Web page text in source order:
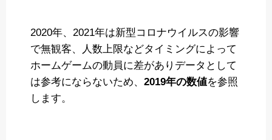
2020年、2021年は新型コロナウイルスの影響
で無観客、人数上限などタイミングによって
ホームゲームの動員に差がありデータとして
は参考にならないため、 2019年の数値を参照
します。